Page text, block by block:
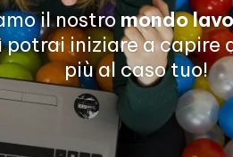
il nostro mondo
potrai iniziare a capire
più al caso tuo!